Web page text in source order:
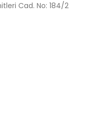
Cad. No: 184/2